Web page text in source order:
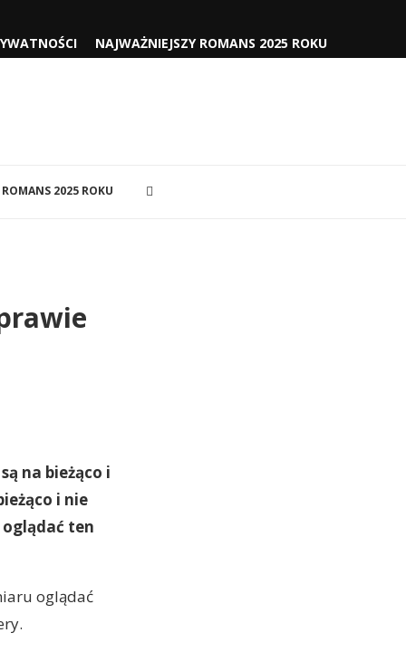
NAJWAŻNIEJSZY ROMANS 2025 ROKU
2025 ROKU
na bieżąco i
i nie
oglądać ten
oglądać